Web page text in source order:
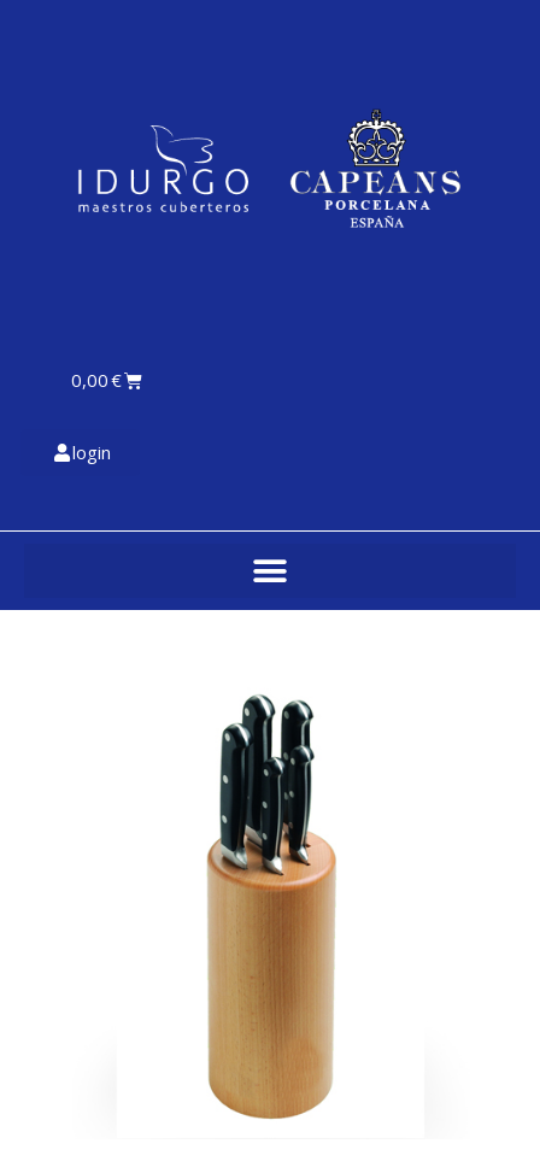
0,00€
login